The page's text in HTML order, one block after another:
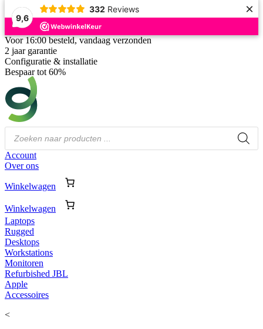
9,6
332 Reviews ×
Voor 16:00 besteld, vandaag verzonden
2 jaar garantie
Configuratie & installatie
Bespaar tot 60%
Producten
zoeken
Account
Over ons
Winkelwagen
Winkelwagen
Laptops
Rugged
Desktops
Workstations
Monitoren
Refurbished JBL
Apple
Accessoires
<